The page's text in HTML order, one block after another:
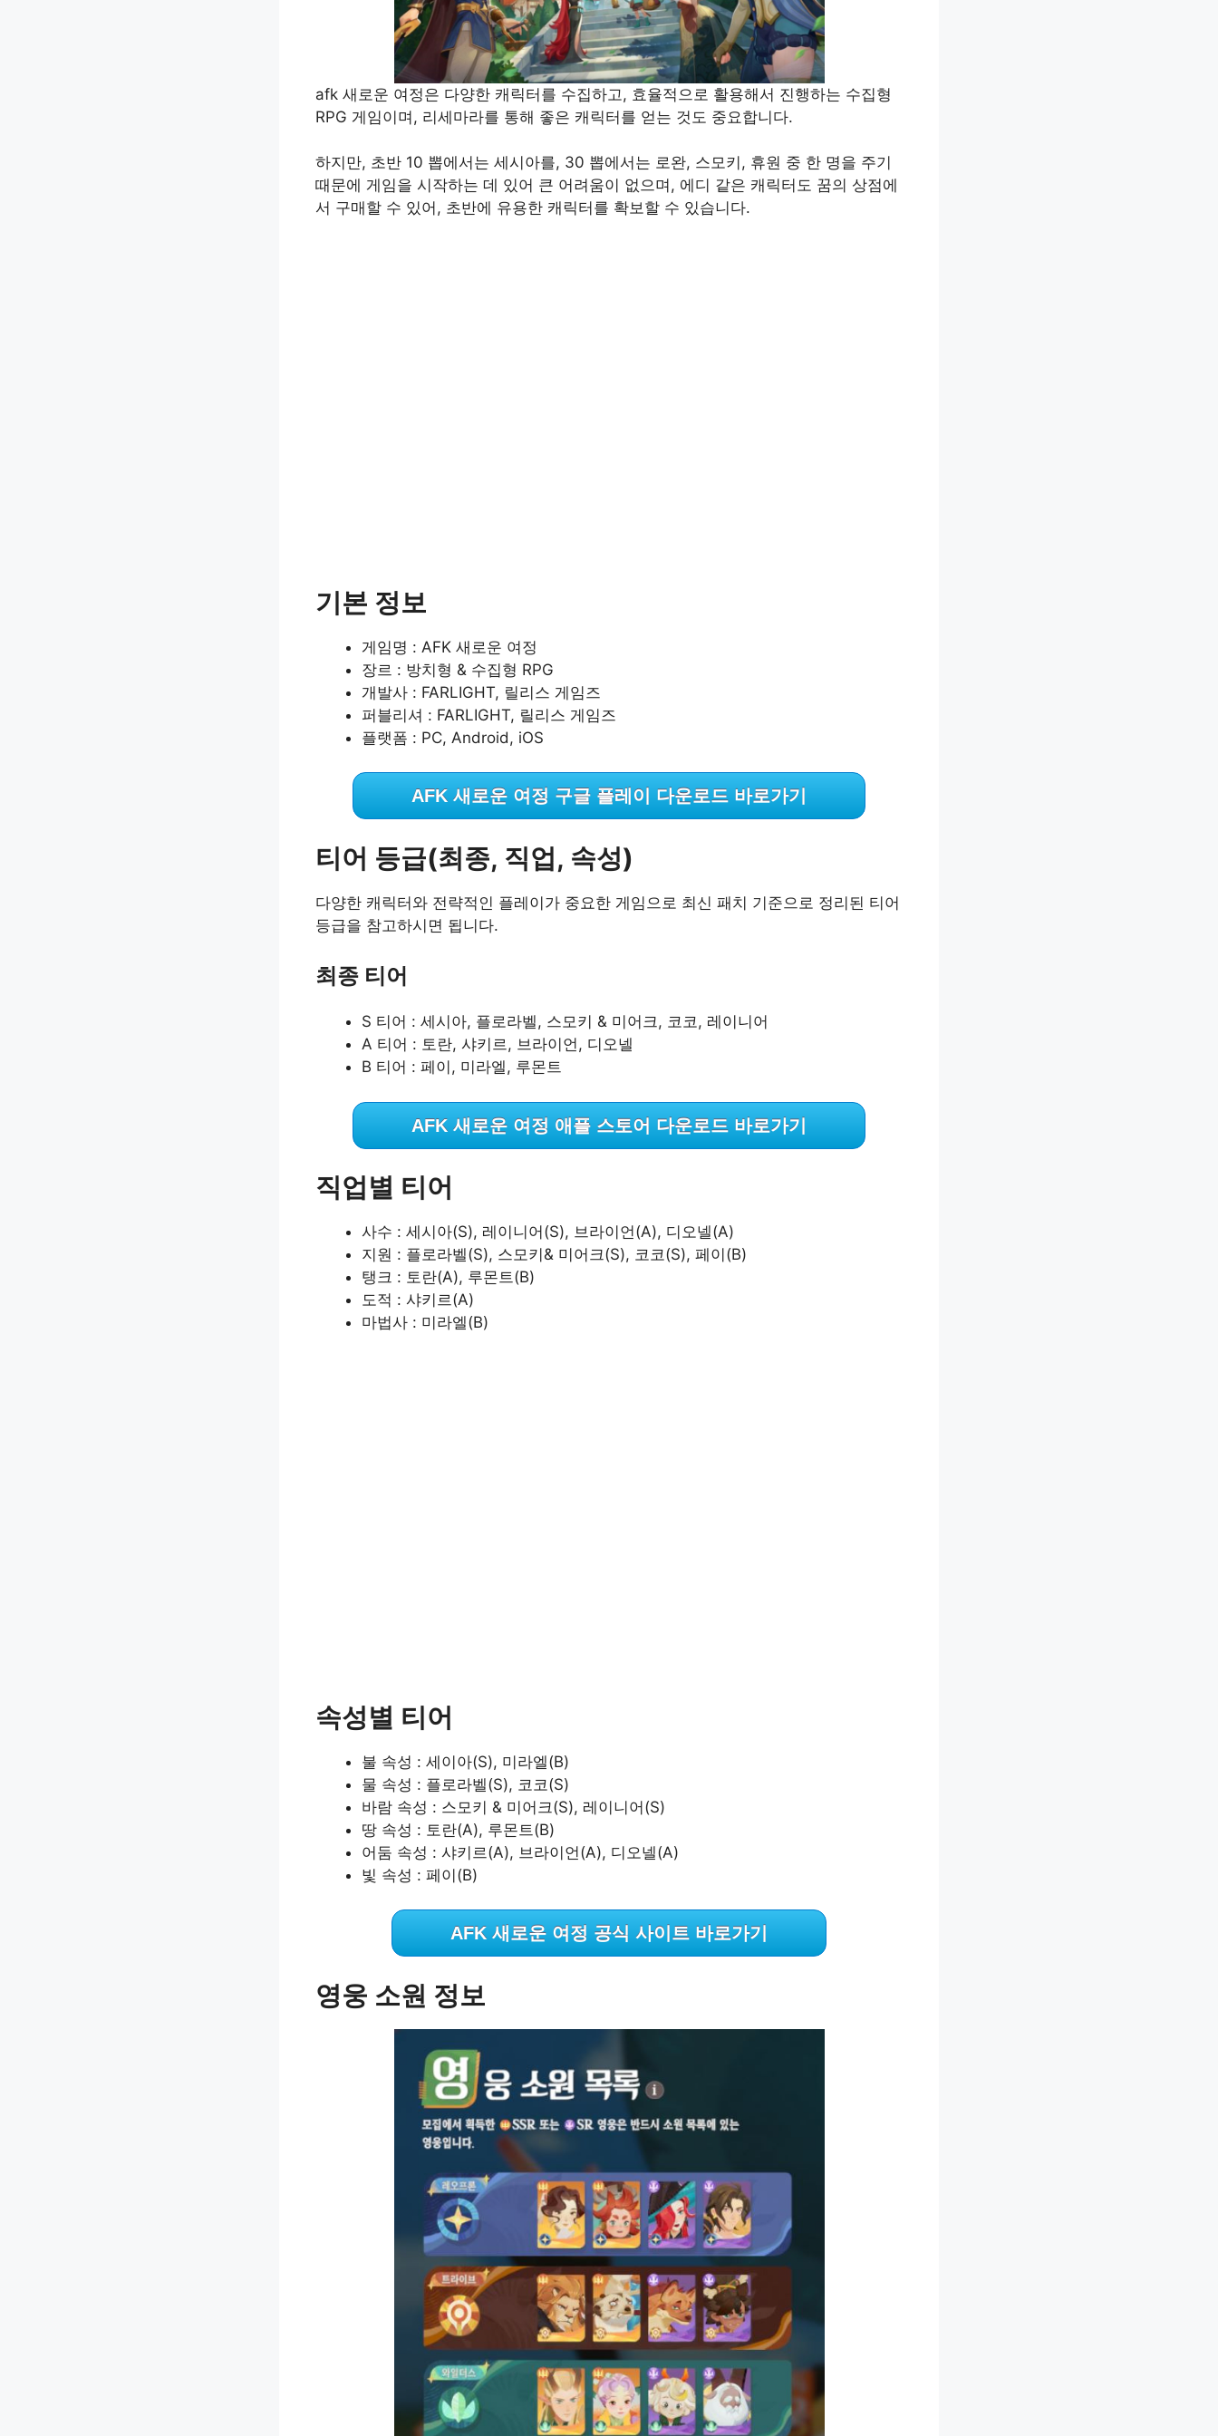
afk 새로운 여정은 다양한 캐릭터를 수집하고, 효율적으로 활용해서 진행하는 수집형
RPG 게임이며, 리세마라를 통해 좋은 캐릭터를 얻는 것도 중요합니다.
하지만, 초반 10 뽑에서는 세시아를, 30 뽑에서는 로완, 스모키, 휴원 중 한 명을 주기
때문에 게임을 시작하는 데 있어 큰 어려움이 없으며, 에디 같은 캐릭터도 꿈의 상점에
서 구매할 수 있어, 초반에 유용한 캐릭터를 확보할 수 있습니다.
기본 정보
게임명 : AFK 새로운 여정
장르 : 방치형 & 수집형 RPG
개발사 : FARLIGHT, 릴리스 게임즈
퍼블리셔 : FARLIGHT, 릴리스 게임즈
플랫폼 : PC, Android, iOS
AFK 새로운 여정 구글 플레이 다운로드 바로가기
티어 등급(최종, 직업, 속성)
다양한 캐릭터와 전략적인 플레이가 중요한 게임으로 최신 패치 기준으로 정리된 티어
등급을 참고하시면 됩니다.
최종 티어
S 티어 : 세시아, 플로라벨, 스모키 & 미어크, 코코, 레이니어
A 티어 : 토란, 샤키르, 브라이언, 디오넬
B 티어 : 페이, 미라엘, 루몬트
AFK 새로운 여정 애플 스토어 다운로드 바로가기
직업별 티어
사수 : 세시아(S), 레이니어(S), 브라이언(A), 디오넬(A)
지원 : 플로라벨(S), 스모키& 미어크(S), 코코(S), 페이(B)
탱크 : 토란(A), 루몬트(B)
도적 : 샤키르(A)
마법사 : 미라엘(B)
속성별 티어
불 속성 : 세이아(S), 미라엘(B)
물 속성 : 플로라벨(S), 코코(S)
바람 속성 : 스모키 & 미어크(S), 레이니어(S)
땅 속성 : 토란(A), 루몬트(B)
어둠 속성 : 샤키르(A), 브라이언(A), 디오넬(A)
빛 속성 : 페이(B)
AFK 새로운 여정 공식 사이트 바로가기
영웅 소원 정보